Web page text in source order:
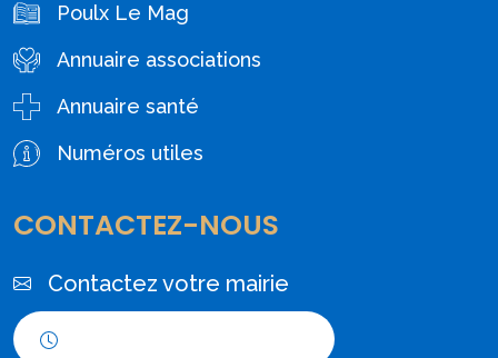
Poulx Le Mag
Annuaire associations
Annuaire santé
Numéros utiles
CONTACTEZ-NOUS
Contactez votre mairie